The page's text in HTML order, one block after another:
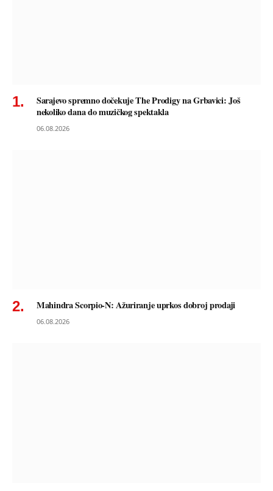
Sarajevo spremno dočekuje The Prodigy na Grbavici: Još
nekoliko dana do muzičkog spektakla
06.08.2026
Mahindra Scorpio-N: Ažuriranje uprkos dobroj prodaji
06.08.2026